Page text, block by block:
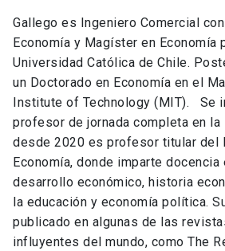
Gallego es Ingeniero Comercial
Economía y Magíster en Economía
Universidad Católica de Chile.
un Doctorado en Economía en el
Institute of Technology (MIT).
Se
profesor de jornada completa en la
desde 2020 es profesor titular del
Economía, donde imparte
desarrollo económico, historia
la educación y economía política.
publicado en algunas de las
influyentes del mundo, como The